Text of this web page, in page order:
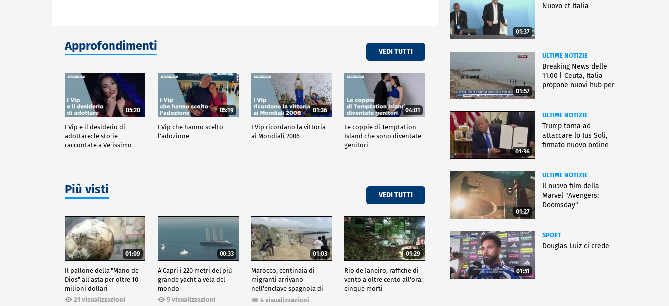
Approfondimenti VEDI TUTTI
05:20
I Vip e il desiderio di
adottare: le storie
raccontate a Verissimo
05:19
I Vip che hanno scelto
l'adozione
01:36
I Vip ricordano la vittoria
ai Mondiali 2006
04:01
Le coppie di Temptation
Island che sono diventate
genitori
Più visti VEDI TUTTI
01:09
Il pallone della "Mano de
Dios" all'asta per oltre 10
milioni dollari
21 visualizzazioni
00:33
A Capri i 220 metri del più
grande yacht a vela del
mondo
5 visualizzazioni
01:03
Marocco, centinaia di
migranti arrivano
nell'enclave spagnola di
Ceuta4 visualizzazioni
01:29
Rio de Janeiro, raffiche di
vento a oltre cento all'ora:
cinque morti
01:37
Nuovo ct Italia
01:57
ULTIME NOTIZIE
Breaking News delle
11.00 | Ceuta, Italia
propone nuovi hub per
01:36
ULTIME NOTIZIE
Trump torna ad
attaccare lo Ius Soli,
firmato nuovo ordine
01:27
ULTIME NOTIZIE
Il nuovo film della
Marvel "Avengers:
Doomsday"
01:51
SPORT
Douglas Luiz ci crede